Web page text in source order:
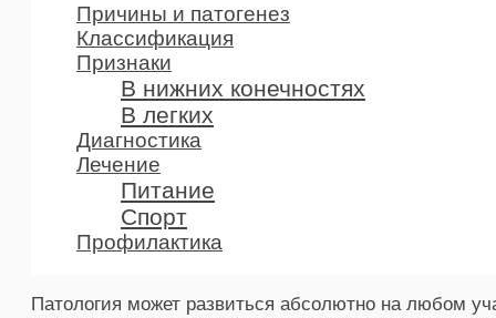
Причины и патогенез
Классификация
Признаки
В нижних конечностях
В легких
Диагностика
Лечение
Питание
Спорт
Профилактика
Патология может развиться абсолютно на любом